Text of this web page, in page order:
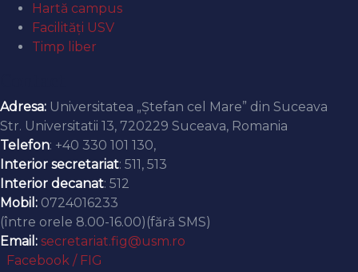
Hartă campus
Facilități USV
Timp liber
Adresa: Universitatea „Ștefan cel Mare” din Suceava
Str. Universitatii 13, 720229 Suceava, Romania
Telefon: +40 330 101 130,
Interior secretariat: 511, 513
Interior decanat: 512
Mobil: 0724016233
(între orele 8.00-16.00)(fără SMS)
Email: secretariat.fig@usm.ro
Facebook / FIG